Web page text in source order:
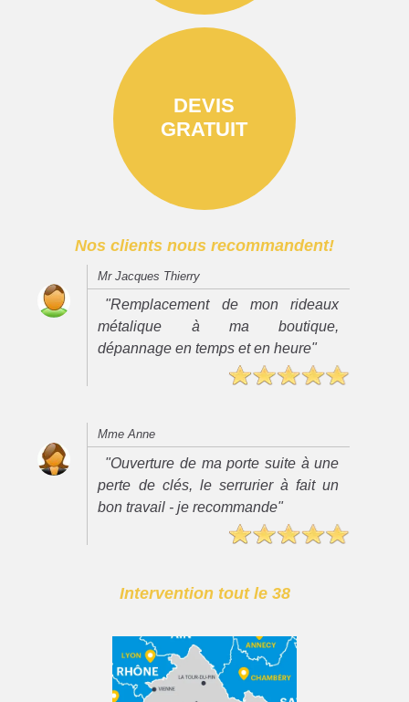
DEVIS
GRATUIT
Nos clients nous recommandent!
Mr Jacques Thierry
"Remplacement de mon rideaux
métalique à ma boutique,
dépannage en temps et en heure"
Mme Anne
"Ouverture de ma porte suite à une
perte de clés, le serrurier à fait un
bon travail - je recommande"
Intervention tout le 38